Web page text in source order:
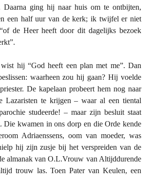
Daarna ging hij naar huis om te ontbijten,
een half uur van de kerk; ik twijfel er niet
de Heer heeft door dit dagelijks bezoek
hij “God heeft een plan met me”. Dan
waarheen zou hij gaan? Hij voelde
De kapelaan probeert hem nog naar
Lazaristen te krijgen – waar al een tiental
studeerde! – maar zijn besluit staat
Die kwamen in ons dorp en die Orde kende
Adriaenssens, oom van moeder, was
hij zijn zusje bij het verspreiden van de
almanak van O.L.Vrouw van Altijddurende
trouw las. Toen Pater van Keulen, een